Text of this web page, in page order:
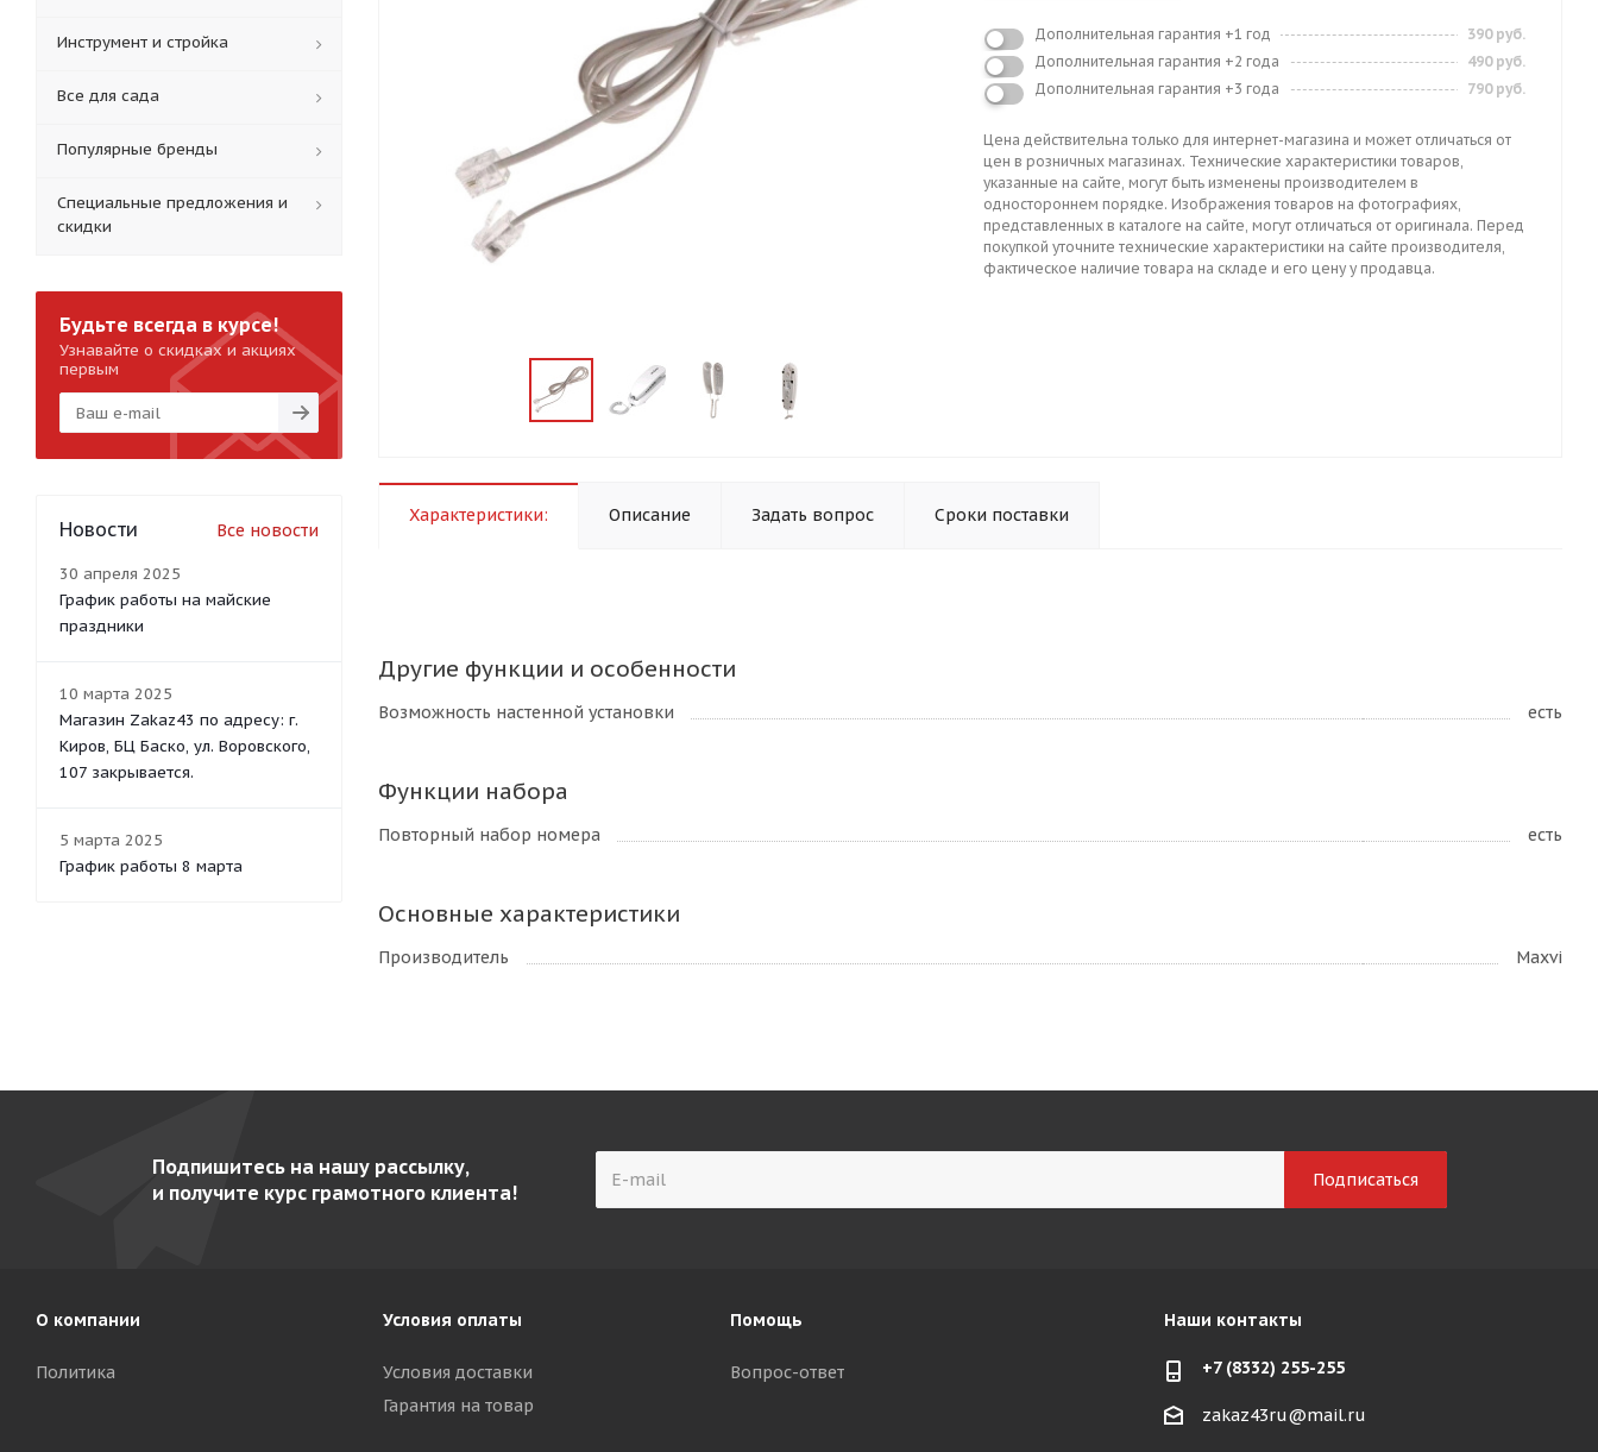
Дополнительная гарантия +1 год
390 руб.
Дополнительная гарантия +2 года
490 руб.
Дополнительная гарантия +3 года
790 руб.
Цена действительна только для интернет-магазина и может отличаться от
цен в розничных магазинах. Технические характеристики товаров,
указанные на сайте, могут быть изменены производителем в
одностороннем порядке. Изображения товаров на фотографиях,
представленных в каталоге на сайте, могут отличаться от оригинала. Перед
покупкой уточните технические характеристики на сайте производителя,
фактическое наличие товара на складе и его цену у продавца.
Характеристики: Описание Задать вопрос Сроки поставки
Другие функции и особенности
Возможность настенной установки есть
Функции набора
Повторный набор номера есть
Основные характеристики
Производитель Maxvi
Инструмент и стройка
Все для сада
Популярные бренды
Специальные предложения и
скидки
Будьте всегда в курсе!
Узнавайте о скидках и акциях
первым
Новости Все новости
30 апреля 2025
График работы на майские
праздники
10 марта 2025
Магазин Zakaz43 по адресу: г.
Киров, БЦ Баско, ул. Воровского,
107 закрывается.
5 марта 2025
График работы 8 марта
Подпишитесь на нашу рассылку,
и получите курс грамотного клиента!
О компании
Политика
Условия оплаты
Условия доставки
Гарантия на товар
Помощь
Вопрос-ответ
Наши контакты
+7 (8332) 255-255
zakaz43ru@mail.ru